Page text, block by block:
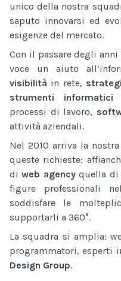
unico della nostra
saputo innovarsi ed
esigenze del mercato.
Con il passare degli
voce un aiuto
visibilità in rete,
strumenti informatici
processi di lavoro,
attività aziendali.
Nel 2010 arriva la
queste richieste:
diweb agencyquella di
figure professionali
soddisfare le
supportarli a 360°.
La squadra si amplia:
programmatori, esperti
Design Group.